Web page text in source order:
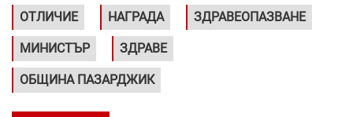
ОТЛИЧИЕ НАГРАДА ЗДРАВЕОПАЗВАНЕ
МИНИСТЪР ЗДРАВЕ
ОБЩИНА ПАЗАРДЖИК